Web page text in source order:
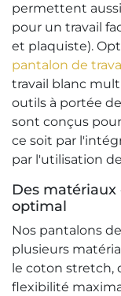
permettent
pour un travail
et plaquiste).
pantalon de
travail blanc
outils à portée
sont conçus
ce soit par
par l'utilisation
Des
optimal
Nos pantalons
plusieurs
le coton stretch,
flexibilité